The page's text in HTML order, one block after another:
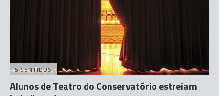
5 SENTIDOS
Alunos de Teatro do Conservatório estreiam